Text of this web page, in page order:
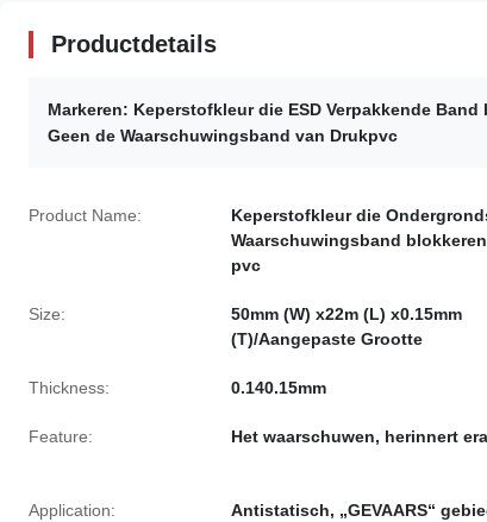
Productdetails
Markeren: Keperstofkleur die ESD Verpakkende Band
Geen de Waarschuwingsband van Drukpvc
Product Name:
Keperstofkleur die
Waarschuwingsband
pvc
Size:
50mm (W) x22m (L) x0.15mm
(T)/Aangepaste Grootte
Thickness: 0.140.15mm
Feature: Het waarschuwen, herinnert
Application: Antistatisch, „GEVAARS“